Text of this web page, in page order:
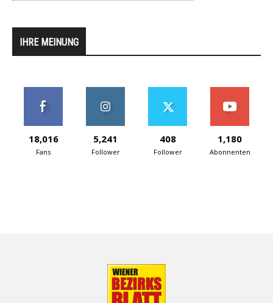
IHRE MEINUNG
18,016
Fans
5,241
Follower
408
Follower
1,180
Abonnenten